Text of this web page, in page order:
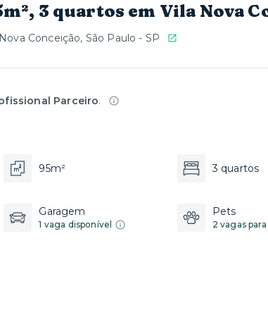
3 quartos em Vila Nova
Conceição, São Paulo - SP
Parceiro.
95m² 3 quartos
Garagem
1 vaga disponível
Pets
2 vagas